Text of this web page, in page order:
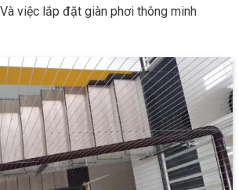
việc lắp đặt giàn phơi thông minh